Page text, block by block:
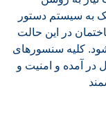
به سیستم دستور
در این حالت
کلیه سنسورهای
آمده و امنیت و